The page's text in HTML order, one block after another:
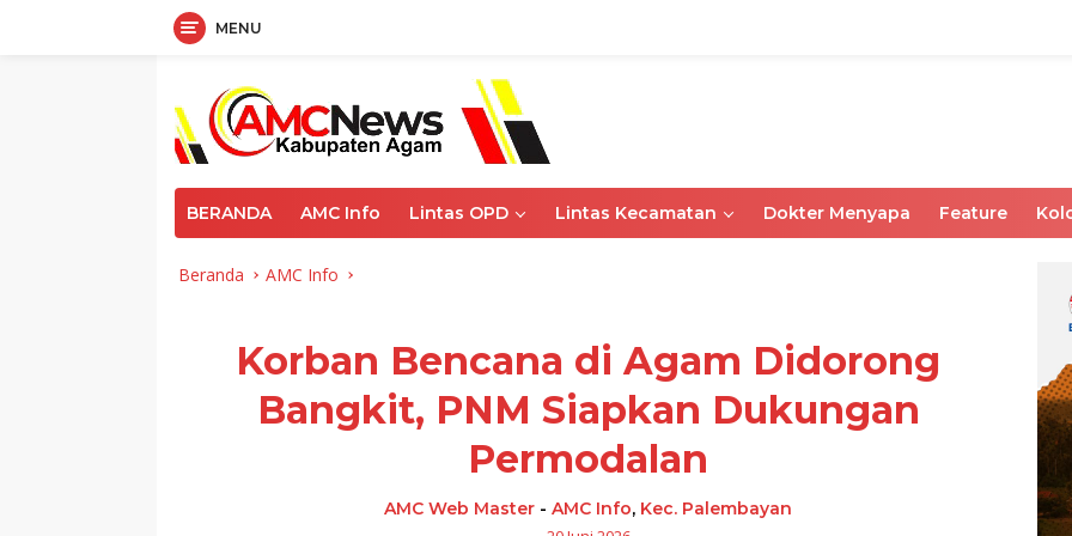
MENU
BERANDA AMC Info Lintas OPD Lintas Kecamatan Dokter Menyapa Feature
Beranda AMC Info
Korban Bencana di Agam Didorong
Bangkit, PNM Siapkan Dukungan
Permodalan
AMC Web Master -AMC Info, Kec. Palembayan